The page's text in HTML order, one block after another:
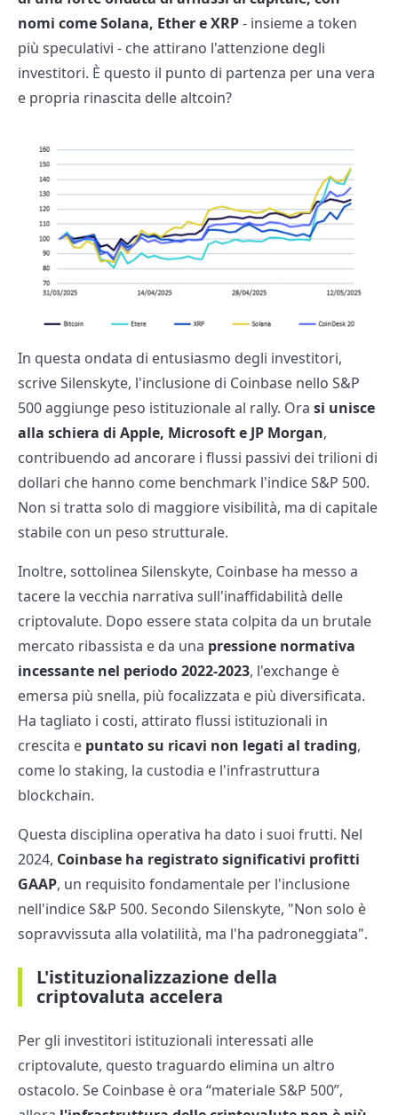
nomi come Solana, Ether e XRP- insieme a token
più speculativi - che attirano l'attenzione degli
investitori. È questo il punto di partenza per una vera
e propria rinascita delle altcoin?
In questa ondata di entusiasmo degli investitori,
scrive Silenskyte, l'inclusione di Coinbase nello S&P
500 aggiunge peso istituzionale al rally. Ora si unisce
alla schiera di Apple, Microsoft e JP Morgan,
contribuendo ad ancorare i flussi passivi dei trilioni di
dollari che hanno come benchmark l'indice S&P 500.
Non si tratta solo di maggiore visibilità, ma di capitale
stabile con un peso strutturale.
Inoltre, sottolinea Silenskyte, Coinbase ha messo a
tacere la vecchia narrativa sull'inaffidabilità delle
criptovalute. Dopo essere stata colpita da un brutale
mercato ribassista e da una pressione normativa
incessante nel periodo 2022-2023, l'exchange è
emersa più snella, più focalizzata e più diversificata.
Ha tagliato i costi, attirato flussi istituzionali in
crescita e puntato su ricavi non legati al trading,
come lo staking, la custodia e l'infrastruttura
blockchain.
Questa disciplina operativa ha dato i suoi frutti. Nel
2024, Coinbase ha registrato significativi profitti
GAAP, un requisito fondamentale per l'inclusione
nell'indice S&P 500. Secondo Silenskyte, "Non solo è
sopravvissuta alla volatilità, ma l'ha padroneggiata".
L'istituzionalizzazione della
criptovaluta accelera
Per gli investitori istituzionali interessati alle
criptovalute, questo traguardo elimina un altro
ostacolo. Se Coinbase è ora “materiale S&P 500”,